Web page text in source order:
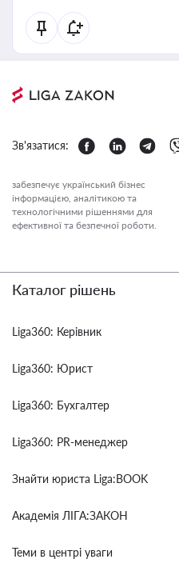
Зв'язатися:
забезпечує український бізнес
інформацією, аналітикою та
технологічними рішеннями для
ефективної та безпечної роботи.
Каталог рішень
Liga360: Керівник
Liga360: Юрист
Liga360: Бухгалтер
Liga360: PR-менеджер
Знайти юриста Liga:BOOK
Академія ЛІГА:ЗАКОН
Теми в центрі уваги